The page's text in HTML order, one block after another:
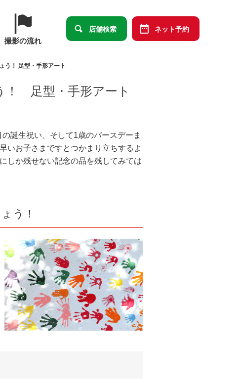
撮影の流れ
店舗検索 ネット予約
う！ 足型・手形アート
！ 足型・手形アート
誕生祝い、そして1歳のバースデーま
いお子さまですとつかまり立ちするよ
しか残せない記念の品を残してみては
う！